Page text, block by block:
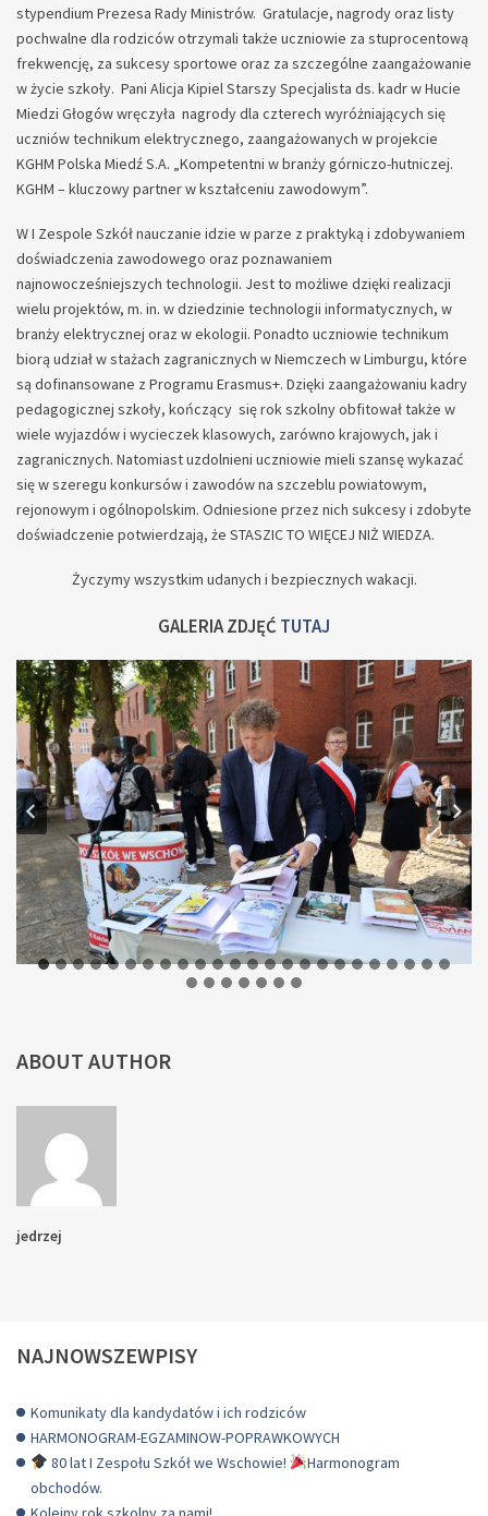
stypendium Prezesa Rady Ministrów. Gratulacje, nagrody oraz listy
pochwalne dla rodziców otrzymali także uczniowie za stuprocentową
frekwencję, za sukcesy sportowe oraz za szczególne zaangażowanie
w życie szkoły. Pani Alicja Kipiel Starszy Specjalista ds. kadr w Hucie
Miedzi Głogów wręczyła nagrody dla czterech wyróżniających się
uczniów technikum elektrycznego, zaangażowanych w projekcie
KGHM Polska Miedź S.A. „Kompetentni w branży górniczo-hutniczej.
KGHM – kluczowy partner w kształceniu zawodowym”.
W I Zespole Szkół nauczanie idzie w parze z praktyką i zdobywaniem
doświadczenia zawodowego oraz poznawaniem
najnowocześniejszych technologii. Jest to możliwe dzięki realizacji
wielu projektów, m. in. w dziedzinie technologii informatycznych, w
branży elektrycznej oraz w ekologii. Ponadto uczniowie technikum
biorą udział w stażach zagranicznych w Niemczech w Limburgu, które
są dofinansowane z Programu Erasmus+. Dzięki zaangażowaniu kadry
pedagogicznej szkoły, kończący się rok szkolny obfitował także w
wiele wyjazdów i wycieczek klasowych, zarówno krajowych, jak i
zagranicznych. Natomiast uzdolnieni uczniowie mieli szansę wykazać
się w szeregu konkursów i zawodów na szczeblu powiatowym,
rejonowym i ogólnopolskim. Odniesione przez nich sukcesy i zdobyte
doświadczenie potwierdzają, że STASZIC TO WIĘCEJ NIŻ WIEDZA.
Życzymy wszystkim udanych i bezpiecznych wakacji.
GALERIA ZDJĘĆ TUTAJ
ABOUT AUTHOR
jedrzej
NAJNOWSZEWPISY
Komunikaty dla kandydatów i ich rodziców
HARMONOGRAM-EGZAMINOW-POPRAWKOWYCH
80 lat I Zespołu Szkół we Wschowie!
Harmonogram
obchodów.